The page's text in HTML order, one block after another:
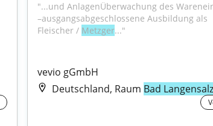
"...und AnlagenÜberwachung des
–ausgangsabgeschlossene Ausbildung als
Fleischer / Metzger..."
vevio gGmbH
Deutschland, Raum Bad